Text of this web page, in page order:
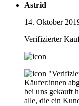
Astrid
14. Oktober
Verifizierter
Käufer:innen
bei uns gekauft
alle, die ein